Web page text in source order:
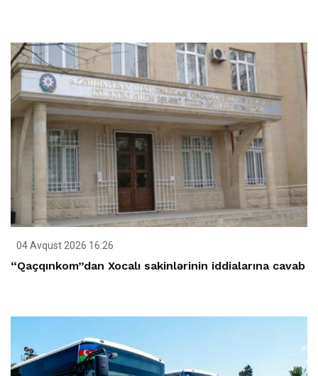
04 Avqust 2026 16:26
“Qaçqınkom”dan Xocalı sakinlərinin iddialarına cavab